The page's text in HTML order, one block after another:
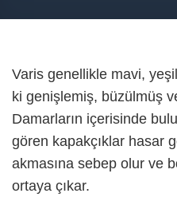
Varis genellikle mavi,
ki genişlemiş, büzülmüş
Damarların içerisinde
gören kapakçıklar hasar
akmasına sebep olur ve
ortaya çıkar.